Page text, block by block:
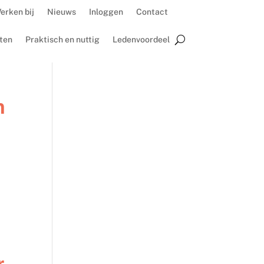
bij Nieuws Inloggen Contact
Praktisch en nuttig Ledenvoordeel